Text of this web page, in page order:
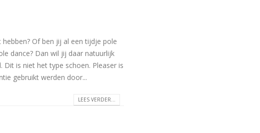
Of ben jij al een tijdje pole
dance? Dan wil jij daar natuurlijk
Dit is niet het type schoen. Pleaser is
gebruikt werden door...
LEES VERDER...